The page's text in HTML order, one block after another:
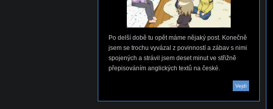
Po delší době tu opět máme nějaký post. Konečně
jsem se trochu vyvázal z povinností a zábav s nimi
spojených a strávil jsem deset minut ve střižně
přepisováním anglických textů na české.
Vejdi